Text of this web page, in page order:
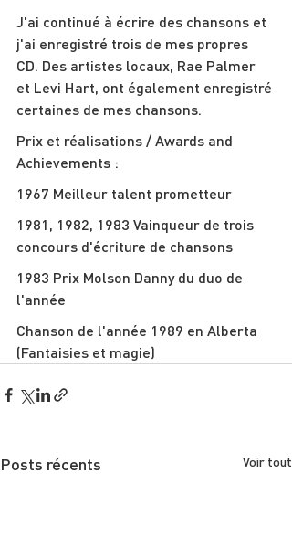
J'ai continué à écrire des chansons et
j'ai enregistré trois de mes propres
CD. Des artistes locaux, Rae Palmer
et Levi Hart, ont également enregistré
certaines de mes chansons.
Prix et réalisations / Awards and
Achievements :
1967 Meilleur talent prometteur
1981, 1982, 1983 Vainqueur de trois
concours d'écriture de chansons
1983 Prix Molson Danny du duo de
l'année
Chanson de l'année 1989 en Alberta
(Fantaisies et magie)
Posts récents Voir tout